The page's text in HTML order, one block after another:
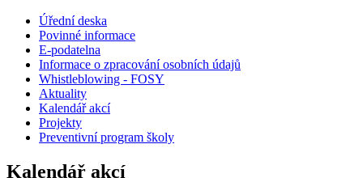
Úřední deska
Povinné informace
E-podatelna
Informace o zpracování osobních údajů
Whistleblowing - FOSY
Aktuality
Kalendář akcí
Projekty
Preventivní program školy
Kalendář akcí